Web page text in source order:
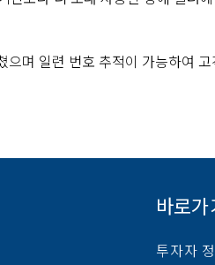
며 일련 번호 추적이 가능하여
바로가
투자자